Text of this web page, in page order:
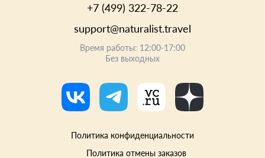
+7 (499) 322-78-22
support@naturalist.travel
Время работы: 12:00-17:00
Без выходных
Политика конфиденциальности
Политика отмены заказов